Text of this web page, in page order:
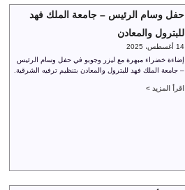
حفل وسام الرئيس – جامعة الملك فهد
للبترول والمعادن
14 أغسطس، 2025
إضاءة خضراء مبهرة مع ليزر وجوبو في حفل وسام الرئيس
– جامعة الملك فهد للبترول والمعادن بتنظيم ترفيه الشرقية.
اقرأ المزيد >